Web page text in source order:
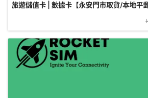
旅遊儲值卡 | 數據卡【永安門市取貨/本地平郵